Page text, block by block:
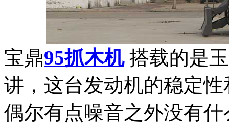
宝鼎95抓木机 搭载的是
讲，这台发动机的稳定
偶尔有点噪音之外没有